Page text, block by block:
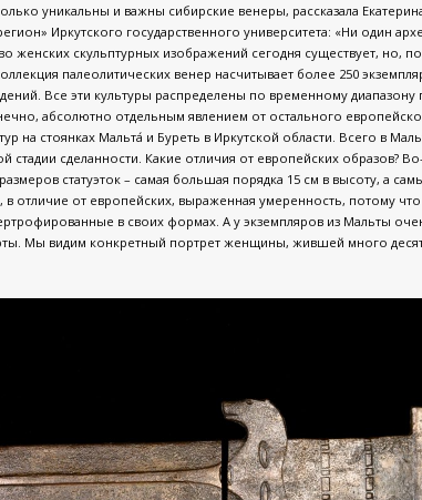
уникальны и важны сибирские венеры, рассказала
Иркутского государственного университета: «Ни один
женских скульптурных изображений сегодня существует, но,
палеолитических венер насчитывает более 250
Все эти культуры распределены по временному диапазону
абсолютно отдельным явлением от остального
на стоянках Мальта́ и Буреть в Иркутской области. Всего в
стадии сделанности. Какие отличия от европейских образов?
статуэток – самая большая порядка 15 см в высоту, а
в отличие от европейских, выраженная умеренность, потому что
в своих формах. А у экземпляров из Мальты
Мы видим конкретный портрет женщины, жившей много